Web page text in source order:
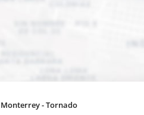
- Tornado